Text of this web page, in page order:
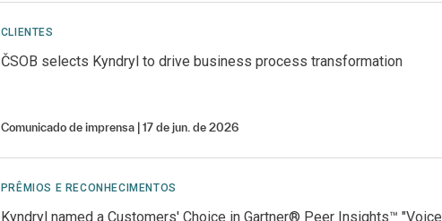
CLIENTES
ČSOB selects Kyndryl to drive business process transformation
Comunicado de imprensa 17 de jun. de 2026
PRÊMIOS E RECONHECIMENTOS
Kyndryl named a Customers' Choice in Gartner® Peer Insights™ "Voice